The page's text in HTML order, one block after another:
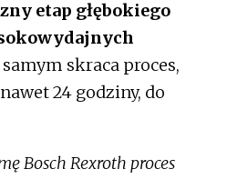
etap głębokiego
skraca proces,
24 godziny, do
Bosch Rexroth proces